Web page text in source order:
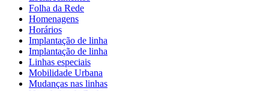
Folha da Rede
Homenagens
Horários
Implantação de linha
Implantação de linha
Linhas especiais
Mobilidade Urbana
Mudanças nas linhas